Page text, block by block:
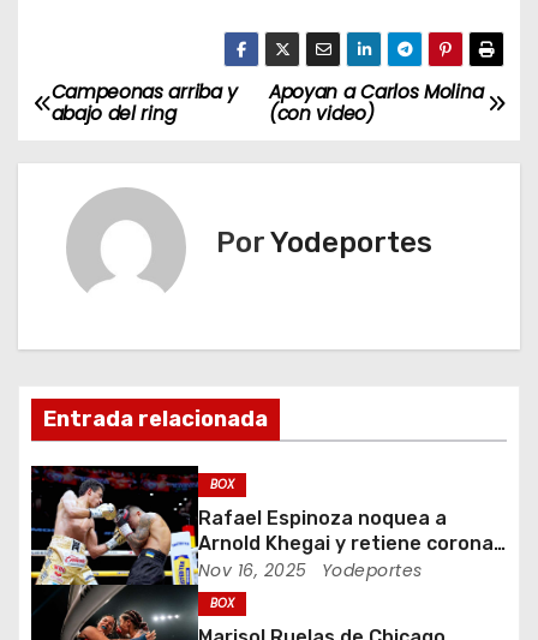
N
a
a
c
i
ó
n
d
Apoyan a Carlos Molina
(con video)
Campeonas arriba y
abajo del ring
PorYodeportes
Entrada relacionada
BOX
Rafael Espinoza noquea a
Arnold Khegai y retiene corona
de peso pluma
Nov 16, 2025 Yodeportes
BOX